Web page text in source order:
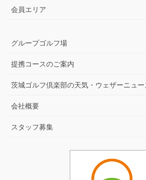
会員エリア
グループゴルフ場
提携コースのご案内
茨城ゴルフ倶楽部の天気・ウェザーニュー
会社概要
スタッフ募集